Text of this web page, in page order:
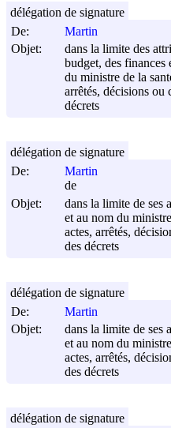
De:
Martin
Objet:
dans la limite des
budget, des finances
du ministre de la
arrêtés, décisions ou
décrets
délégation de signature
De:
Martin
de
Objet:
dans la limite de ses
et au nom du
actes, arrêtés,
des décrets
délégation de signature
De:
Martin
Objet:
dans la limite de ses
et au nom du
actes, arrêtés,
des décrets
délégation de signature
délégation de signature